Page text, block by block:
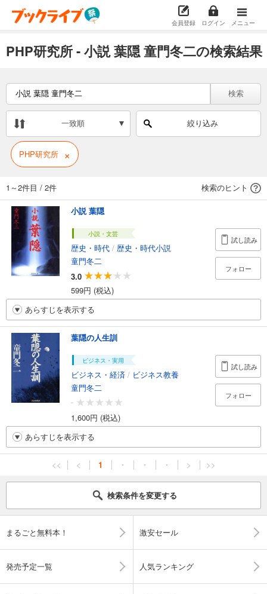
会員登録 ログイン メニュー
PHP研究所 - 小説 葉隠 童門冬二の検索結果
検索
一致順 絞り込み
PHP研究所 ×
1～2件目 / 2件 検索のヒント
小説 葉隠
小説・文芸
歴史・時代 / 歴史・時代小説
童門冬二
3.0
599円 (税込)
試し読み
フォロー
あらすじを表示する
葉隠の人生訓
ビジネス・実用
ビジネス・経済 / ビジネス教養
童門冬二
-
1,600円 (税込)
試し読み
フォロー
あらすじを表示する
<< < 1 ・ ・ ・ > >>
検索条件を変更する
まるごと無料本！ 激安セール
発売予定一覧 人気ランキング